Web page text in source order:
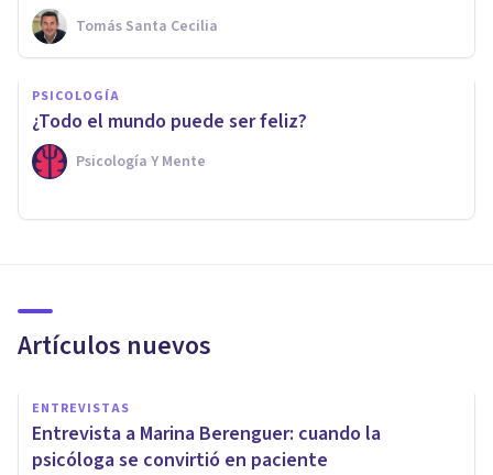
Tomás Santa Cecilia
PSICOLOGÍA
¿Todo el mundo puede ser feliz?
Psicología Y Mente
Artículos nuevos
ENTREVISTAS
Entrevista a Marina Berenguer: cuando la
psicóloga se convirtió en paciente